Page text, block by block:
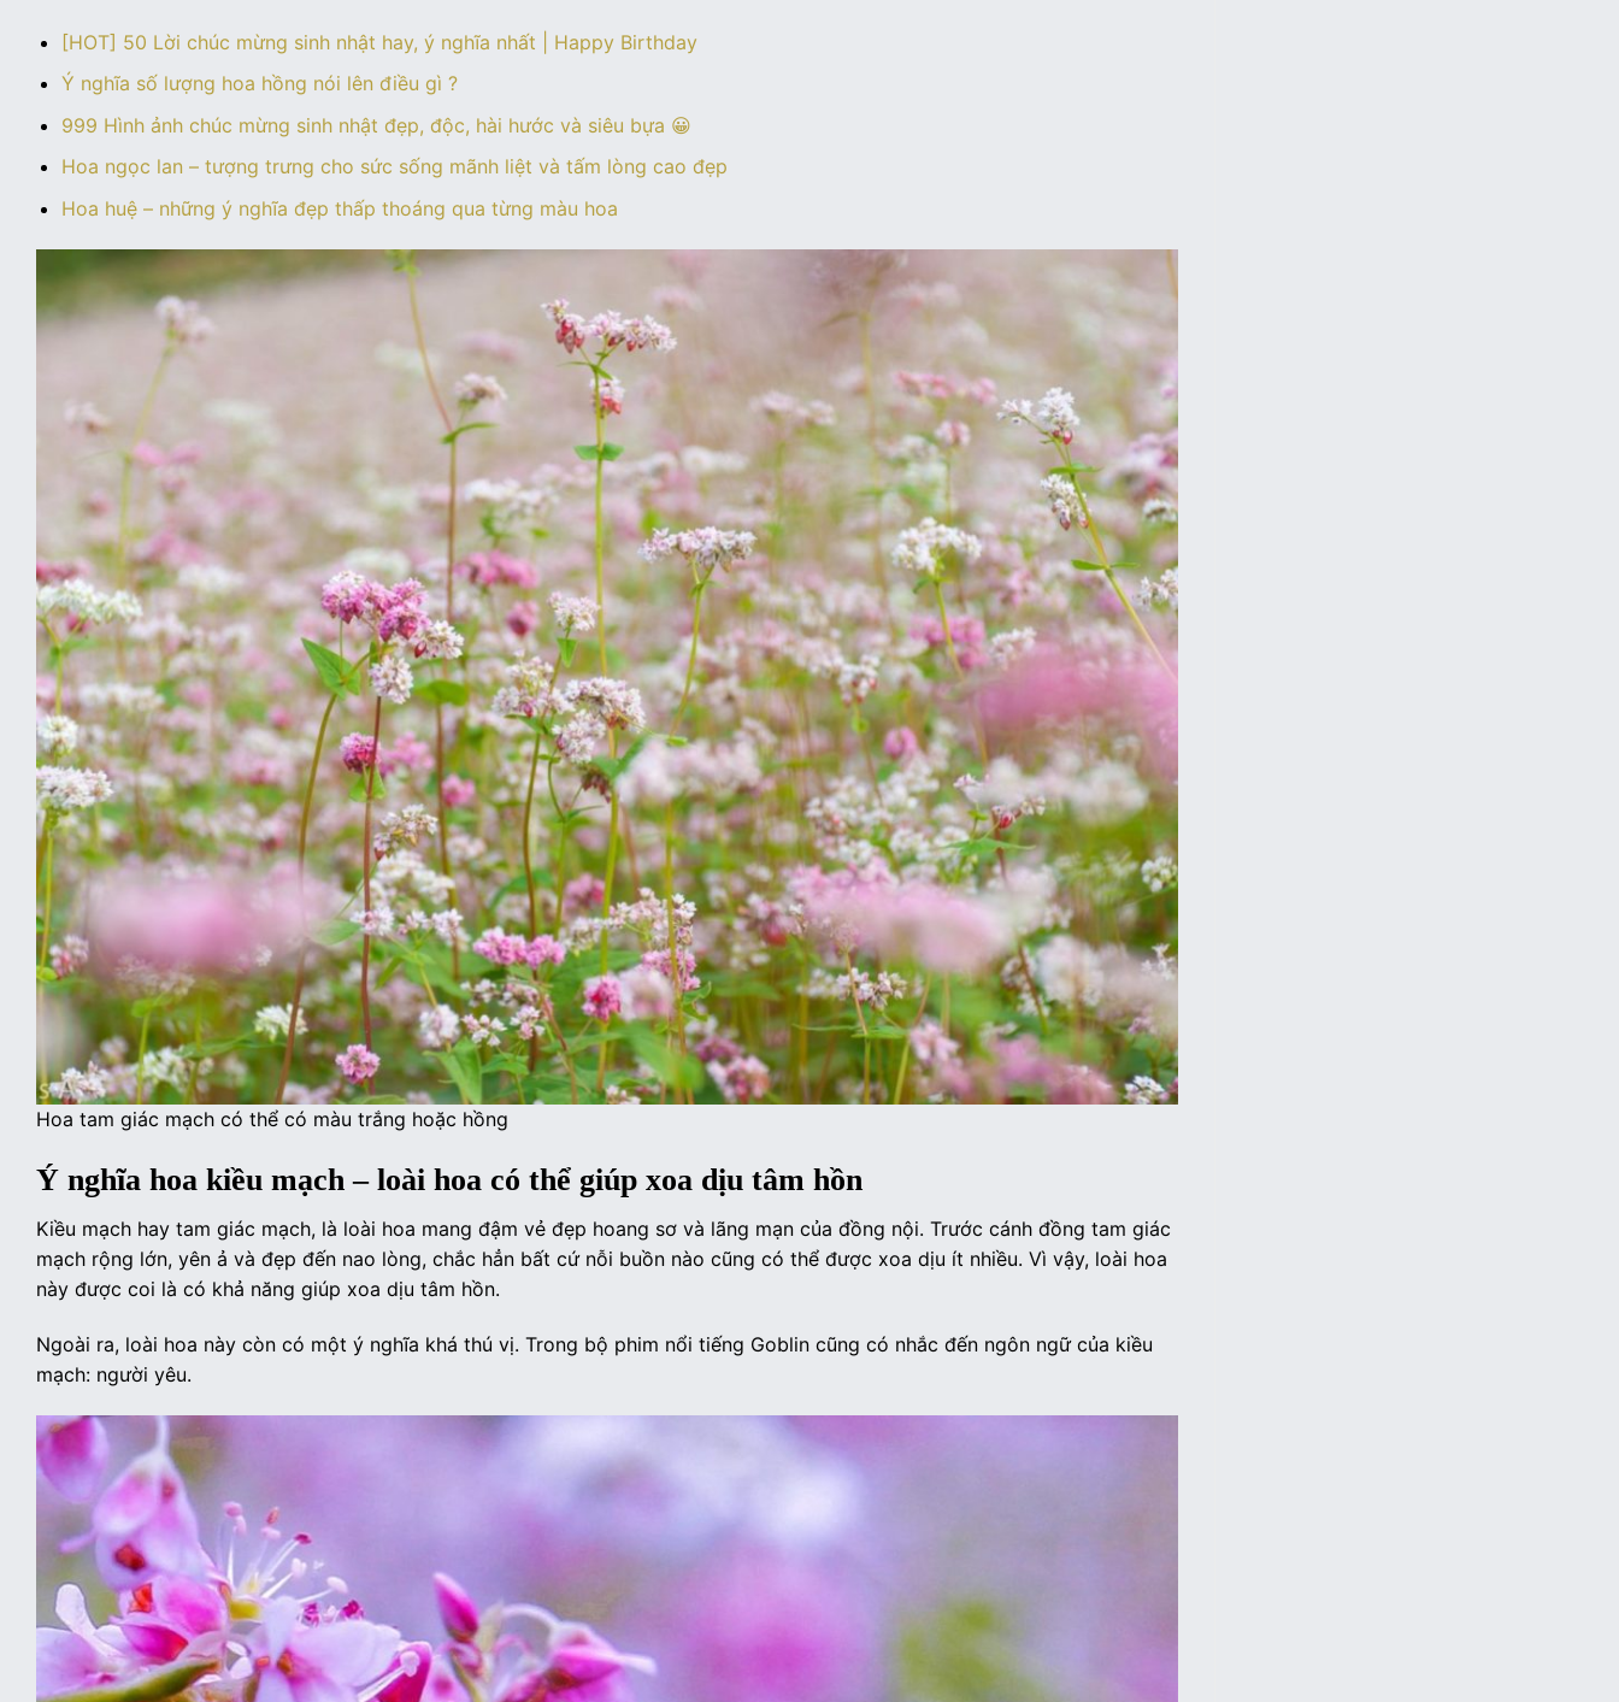
[HOT] 50 Lời chúc mừng sinh nhật hay, ý nghĩa nhất | Happy Birthday
Ý nghĩa số lượng hoa hồng nói lên điều gì ?
999 Hình ảnh chúc mừng sinh nhật đẹp, độc, hài hước và siêu bựa 😀
Hoa ngọc lan – tượng trưng cho sức sống mãnh liệt và tấm lòng cao đẹp
Hoa huệ – những ý nghĩa đẹp thấp thoáng qua từng màu hoa
Hoa tam giác mạch có thể có màu trắng hoặc hồng
Ý nghĩa hoa kiều mạch – loài hoa có thể giúp xoa dịu tâm hồn
Kiều mạch hay tam giác mạch, là loài hoa mang đậm vẻ đẹp hoang sơ và lãng mạn của đồng nội. Trước cánh đồng tam giác
mạch rộng lớn, yên ả và đẹp đến nao lòng, chắc hẳn bất cứ nỗi buồn nào cũng có thể được xoa dịu ít nhiều. Vì vậy, loài hoa
này được coi là có khả năng giúp xoa dịu tâm hồn.
Ngoài ra, loài hoa này còn có một ý nghĩa khá thú vị. Trong bộ phim nổi tiếng Goblin cũng có nhắc đến ngôn ngữ của kiều
mạch: người yêu.